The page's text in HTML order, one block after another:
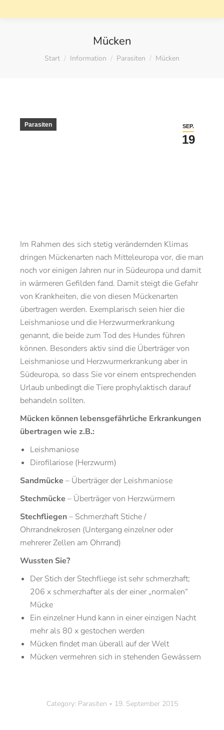
Mücken
Sie befinden sich hier:
Start Information Parasiten Mücken
SEP.
19
Parasiten
Im Rahmen des sich stetig verändernden Klimas
dringen Mückenarten nach Mitteleuropa vor, die man
noch vor einigen Jahren nur in Südeuropa und damit
in wärmeren Gefilden fand. Damit steigt die Gefahr
von Krankheiten, die von diesen Mückenarten
übertragen werden. Exemplarisch seien hier die
Leishmaniose und die Herzwurmerkrankung
genannt, die beide zum Tod des Hundes führen
können. Besonders aktiv sind die Überträger von
Leishmaniose und Herzwurmerkrankung aber in
Südeuropa, so dass Sie vor einem entsprechenden
Urlaub unbedingt die Tiere prophylaktisch darauf
behandeln sollten.
Mücken können lebensgefährliche Erkrankungen
übertragen wie z.B.:
Leishmaniose
Dirofilariose (Herzwurm)
Sandmücke – Überträger der Leishmaniose
Stechmücke – Überträger von Herzwürmern
Stechfliegen– Schmerzhaft Stiche /
Ohrrandnekrosen (Untergang einzelner oder
mehrerer Zellen am Ohrrand)
Wussten Sie?
Der Stich der Stechfliege ist sehr schmerzhaft;
206 x schmerzhafter als der einer „normalen“
Mücke
Ein einzelner Hund kann in einer einzigen Nacht
mehr als 80 x gestochen werden
Mücken findet man überall auf der Welt
Mücken vermehren sich in stehenden Gewässern
Category: Parasiten 19. September 2015